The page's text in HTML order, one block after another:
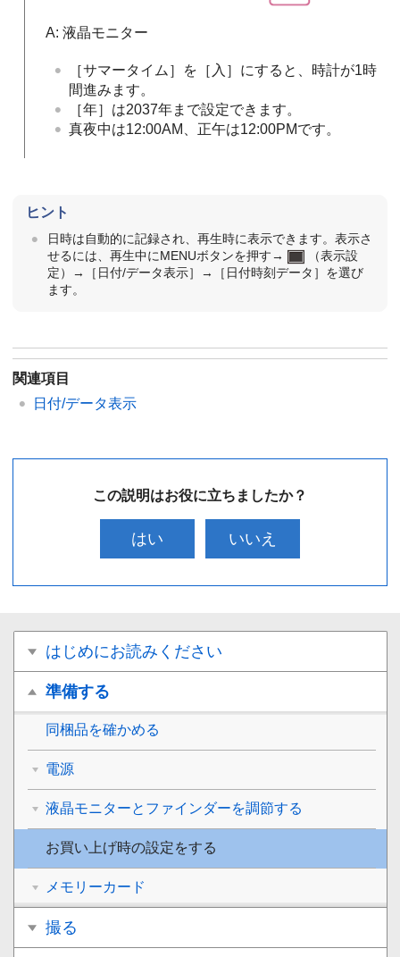
A: 液晶モニター
［サマータイム］を［入］にすると、時計が1時
間進みます。
［年］は2037年まで設定できます。
真夜中は12:00AM、正午は12:00PMです。
ヒント
日時は自動的に記録され、再生時に表示できます。表示さ
せるには、再生中にMENUボタンを押す→
（表示設
定）→［日付/データ表示］→［日付時刻データ］を選び
ます。
関連項目
日付/データ表示
この説明はお役に立ちましたか？
はい いいえ
はじめにお読みください
準備する
同梱品を確かめる
電源
液晶モニターとファインダーを調節する
お買い上げ時の設定をする
メモリーカード
撮る